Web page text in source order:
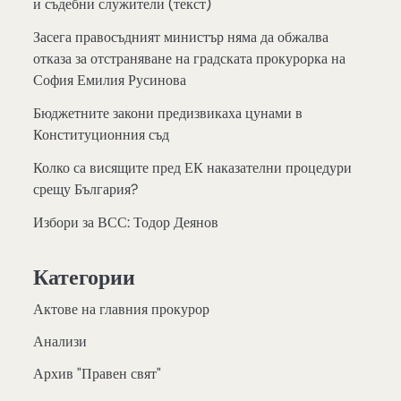
Засега правосъдният министър няма да обжалва
отказа за отстраняване на градската прокурорка на
София Емилия Русинова
Бюджетните закони предизвикаха цунами в
Конституционния съд
Колко са висящите пред ЕК наказателни процедури
срещу България?
Избори за ВСС: Тодор Деянов
Категории
Актове на главния прокурор
Анализи
Архив "Правен свят"